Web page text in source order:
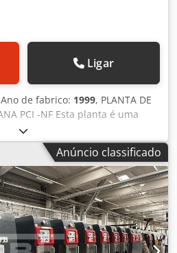
Ligar
de fabrico: 1999, PLANTA DE
PCI -NF Esta planta é uma
utilizada para remover
muito baixo peso molecular de
Dsdpfx Aehqhw Iof Aeck
Anúncio classificado